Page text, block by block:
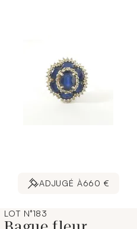
ADJUGÉ À660 €
LOT N°183